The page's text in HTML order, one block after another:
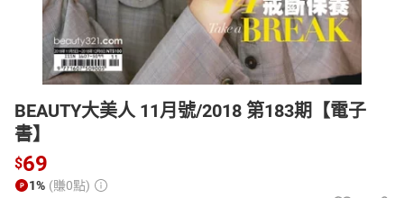
BEAUTY大美人 11月號/2018 第183期【電子
書】
$69
1% (賺0點)